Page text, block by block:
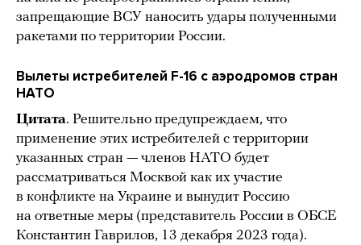
запрещающие ВСУ наносить удары полученными
ракетами по территории России.
Вылеты истребителей F-16 с аэродромов стран
НАТО
Цитата. Решительно предупреждаем, что
применение этих истребителей с территории
указанных стран — членов НАТО будет
рассматриваться Москвой как их участие
в конфликте на Украине и вынудит Россию
на ответные меры (представитель России в ОБСЕ
Константин Гаврилов, 13 декабря 2023 года).